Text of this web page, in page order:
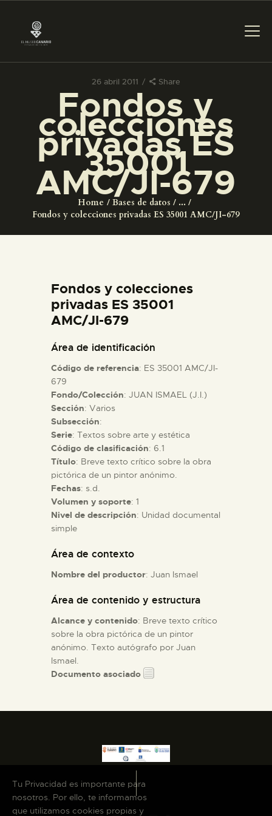
26 abril 2011 Share
Fondos y
colecciones
privadas ES
35001
AMC/JI-679
Home Bases de datos
...
Fondos y colecciones privadas ES 35001 AMC/JI-679
PREPARAR LA VISITA
ACTIVIDADES
█
EL MUSEO
DIDÁCTICA
ESPAÑOL
ACTIVIDADES
█
EL MUSEO
COLECCIONES
ESPAÑOL
Fondos y colecciones
privadas ES 35001
AMC/JI-679
Área de identificación
Código de referencia: ES 35001 AMC/JI-
679
Fondo/Colección: JUAN ISMAEL (J.I.)
Sección: Varios
Subsección:
Serie: Textos sobre arte y estética
Código de clasificación: 6.1
Título: Breve texto crítico sobre la obra
pictórica de un pintor anónimo.
Fechas: s.d.
Volumen y soporte: 1
Nivel de descripción: Unidad documental
simple
Área de contexto
Nombre del productor: Juan Ismael
Área de contenido y estructura
Alcance y contenido: Breve texto crítico
sobre la obra pictórica de un pintor
anónimo. Texto autógrafo por Juan
Ismael.
Documento asociado
Tu Privacidad es importante para
nosotros. Por ello, te informamos
que utilizamos cookies propias y